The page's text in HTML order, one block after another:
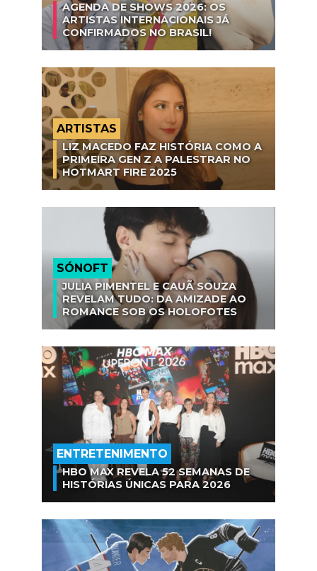
AGENDA DE SHOWS 2026: OS
ARTISTAS INTERNACIONAIS JÁ
CONFIRMADOS NO BRASIL!
ARTISTAS
LIZ MACEDO FAZ HISTÓRIA COMO A
PRIMEIRA GEN Z A PALESTRAR NO
HOTMART FIRE 2025
SÓNOFT
JULIA PIMENTEL E CAUÃ SOUZA
REVELAM TUDO: DA AMIZADE AO
ROMANCE SOB OS HOLOFOTES
ENTRETENIMENTO
HBO MAX REVELA 52 SEMANAS DE
HISTÓRIAS ÚNICAS PARA 2026